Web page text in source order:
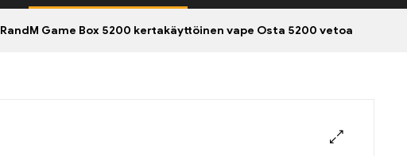
RandM Game Box 5200 kertakäyttöinen vape Osta 5200 vetoa